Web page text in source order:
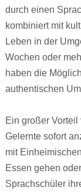
durch einen
kombiniert mit
Leben in der
Wochen oder
haben die
authentischen
Ein großer
Gelernte sofort
mit
Essen gehen
Sprachschüler